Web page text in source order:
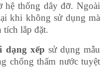
hệ thống dây đỡ. Ngoài
khi không sử dụng mà
tích lắp đặt.
dạng xếp sử dụng mẫu
chống thấm nước tuyệt